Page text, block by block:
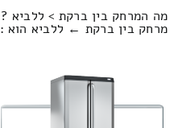
מה המרחק בין ברקת > ללביא ?
מרחק בין ברקת ← ללביא הוא : 27.60 קילומטרים